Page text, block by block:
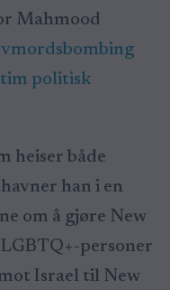
Mahmood
politisk
heiser både
han i en
om å gjøre New
personer
Israel til New